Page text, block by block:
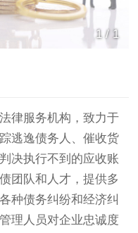
1/ 1
律服务机构，致力于
逃逸债务人、催收货
决执行不到的应收账
团队和人才，提供多
种债务纠纷和经济纠
理人员对企业忠诚度